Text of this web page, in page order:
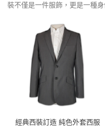
裝不僅是一件服飾，更是一種身
經典西裝訂造 純色外套西服